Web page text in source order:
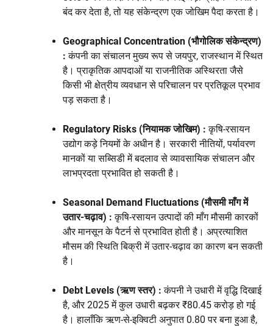
बंद कर देता है, तो यह संकेन्द्रण एक जोखिम पैदा करता है।
Geographical Concentration (भौगोलिक संकेन्द्रण)
: कंपनी का संचालन मुख्य रूप से जयपुर, राजस्थान में स्थित
है। प्राकृतिक आपदाओं या राजनीतिक अस्थिरता जैसे
किसी भी क्षेत्रीय व्यवधान से परिचालन पर प्रतिकूल प्रभाव
पड़ सकता है।
Regulatory Risks (नियामक जोखिम) : कृषि-रसायन
उद्योग कड़े नियमों के अधीन है। सरकारी नीतियों, पर्यावरण
मानकों या सब्सिडी में बदलाव से व्यावसायिक संचालन और
लाभप्रदता प्रभावित हो सकती है।
Seasonal Demand Fluctuations (मौसमी माँग में
उतार-चढ़ाव) : कृषि-रसायन उत्पादों की माँग मौसमी कारकों
और मानसून के पैटर्न से प्रभावित होती है। अप्रत्याशित
मौसम की स्थिति बिक्री में उतार-चढ़ाव का कारण बन सकती
है।
Debt Levels (ऋण स्तर) : कंपनी ने उधारी में वृद्धि दिखाई
है, और 2025 में कुल उधारी बढ़कर ₹80.45 करोड़ हो गई
है। हालाँकि ऋण-से-इक्विटी अनुपात 0.80 पर बना हुआ है,